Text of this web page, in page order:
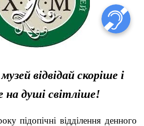
відвідай скоріше і
на душі світліше!
підопічні відділення денного